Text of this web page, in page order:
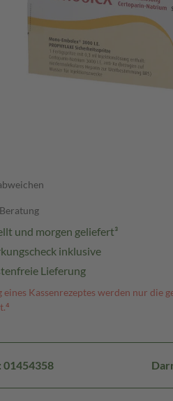
und morgen geliefert³
inklusive
Lieferung
eines Kassenrezeptes werden nur die
01454358